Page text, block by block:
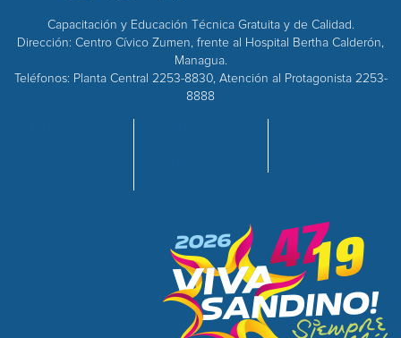
Capacitación y Educación Técnica Gratuita y de Calidad.
Dirección: Centro Cívico Zumen, frente al Hospital Bertha Calderón,
Managua.
Teléfonos: Planta Central 2253-8830, Atención al Protagonista 2253-
8888